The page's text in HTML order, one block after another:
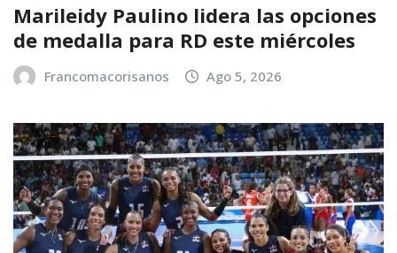
Marileidy Paulino lidera las opciones
de medalla para RD este miércoles
Francomacorisanos Ago 5, 2026